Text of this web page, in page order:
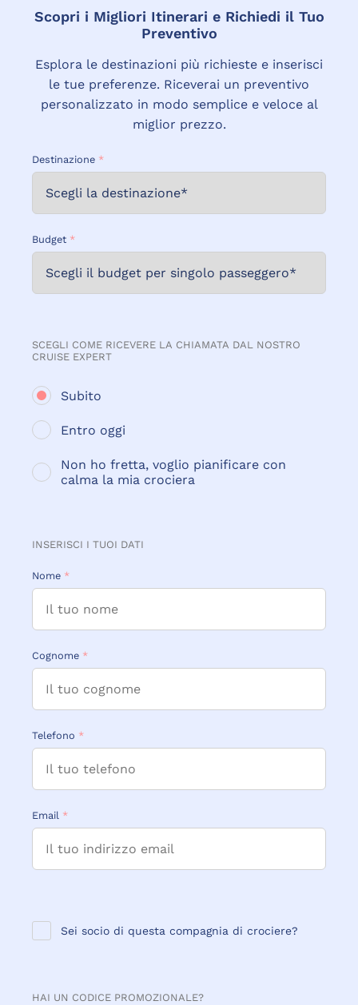
Scopri i Migliori Itinerari e Richiedi il Tuo
Preventivo
Esplora le destinazioni più richieste e inserisci
le tue preferenze. Riceverai un preventivo
personalizzato in modo semplice e veloce al
miglior prezzo.
Destinazione *
Budget *
SCEGLI COME RICEVERE LA CHIAMATA DAL NOSTRO
CRUISE EXPERT
Subito
Entro oggi
Non ho fretta, voglio pianificare con
calma la mia crociera
INSERISCI I TUOI DATI
Nome *
Cognome *
Telefono *
Email *
Sei socio di questa compagnia di crociere?
HAI UN CODICE PROMOZIONALE?